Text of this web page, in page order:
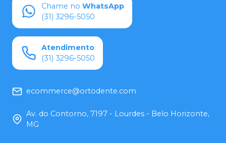
Chame no WhatsApp
(31) 3296-5050
Atendimento
(31) 3296-5050
ecommerce@ortodente.com
Av. do Contorno, 7197 - Lourdes - Belo Horizonte,
MG